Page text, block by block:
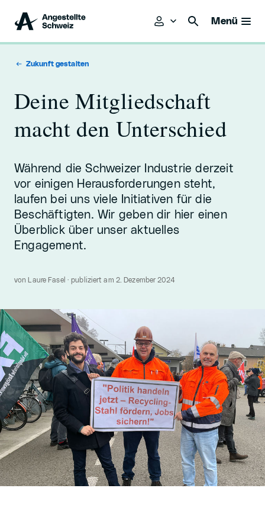
Menü
Zukunft gestalten
Deine Mitgliedschaft
macht den Unterschied
Während die Schweizer Industrie derzeit
vor einigen Herausforderungen steht,
laufen bei uns viele Initiativen für die
Beschäftigten. Wir geben dir hier einen
Überblick über unser aktuelles
Engagement.
von Laure Fasel · publiziert am 2. Dezember 2024